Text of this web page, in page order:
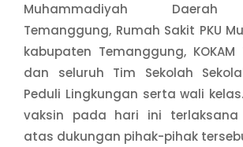
Muhammadiyah Daerah
Temanggung, Rumah Sakit PKU
kabupaten Temanggung, KOKAM
dan seluruh Tim Sekolah
Peduli Lingkungan serta wali
vaksin pada hari ini
atas dukungan pihak-pihak